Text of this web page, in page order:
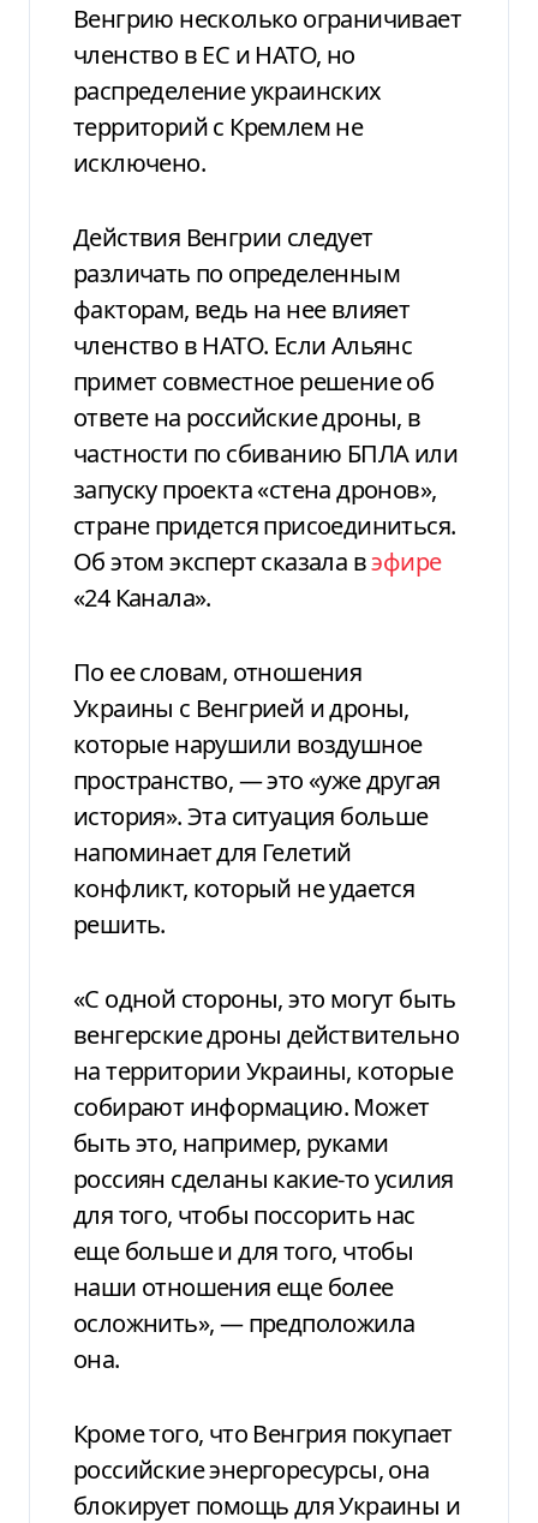
Венгрию несколько ограничивает
членство в ЕС и НАТО, но
распределение украинских
территорий с Кремлем не
исключено.
Действия Венгрии следует
различать по определенным
факторам, ведь на нее влияет
членство в НАТО. Если Альянс
примет совместное решение об
ответе на российские дроны, в
частности по сбиванию БПЛА или
запуску проекта «стена дронов»,
стране придется присоединиться.
Об этом эксперт сказала вэфире
«24 Канала».
По ее словам, отношения
Украины с Венгрией и дроны,
которые нарушили воздушное
пространство, — это «уже другая
история». Эта ситуация больше
напоминает для Гелетий
конфликт, который не удается
решить.
«С одной стороны, это могут быть
венгерские дроны действительно
на территории Украины, которые
собирают информацию. Может
быть это, например, руками
россиян сделаны какие-то усилия
для того, чтобы поссорить нас
еще больше и для того, чтобы
наши отношения еще более
осложнить», — предположила
она.
Кроме того, что Венгрия покупает
российские энергоресурсы, она
блокирует помощь для Украины и